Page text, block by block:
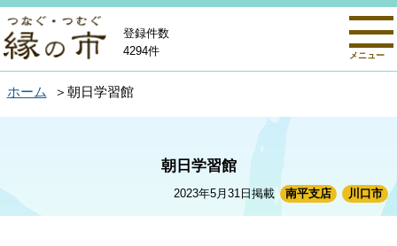
メニュー
登録件数
4294件
ホーム 朝日学習館
2023年5月31日掲載 南平支店 川口市
朝日学習館